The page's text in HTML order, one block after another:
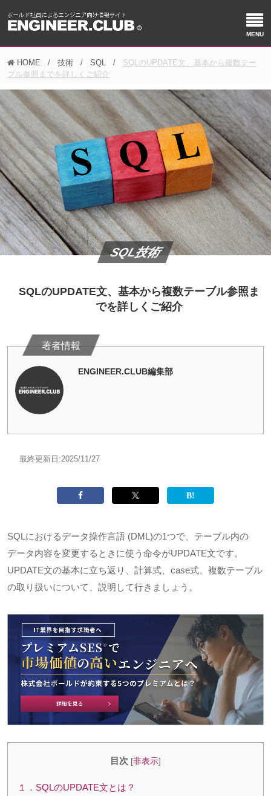
HOME 技術 SQL
SQLのUPDATE文、基本から複数テー
ブル参照までを詳しくご紹介
SQL技術
SQLのUPDATE文、基本から複数テーブル参照ま
でを詳しくご紹介
ENGINEER.CLUB編集部
最終更新日:2025/11/27
SQLにおけるデータ操作言語 (DML)の1つで、テーブル内の
データ内容を変更するときに使う命令がUPDATE文です。
UPDATE文の基本に立ち返り、計算式、case式、複数テーブル
の取り扱いについて、説明して行きましょう。
目次 [非表示]
１．SQLのUPDATE文とは？